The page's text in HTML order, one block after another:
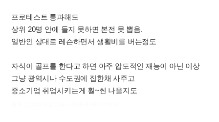
프로테스트 통과해도
상위 20명 안에 들지 못하면 본전 못 뽑음.
일반인 상대로 레슨하면서 생활비를 버는정도
자식이 골프를 한다고 하면 아주 압도적인 재능이 아닌 이상
그냥 광역시나 수도권에 집한채 사주고
중소기업 취업시키는게 훨~씬 나을지도